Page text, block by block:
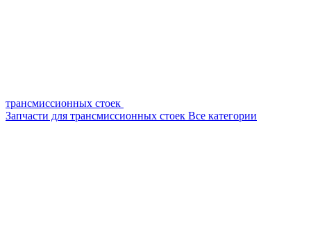
трансмиссионных стоек
Запчасти для трансмиссионных стоек Все категории